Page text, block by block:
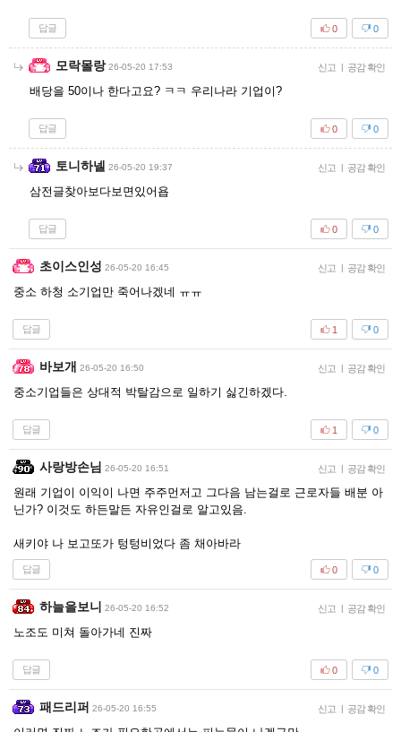
답글 0
0
모락몰랑 26-05-20 17:53 신고 | 공감 확인
배당을 50이나 한다고요? ㅋㅋ 우리나라 기업이?
답글 0
0
토니하넬 26-05-20 19:37 신고 | 공감 확인
삼전글찾아보다보면있어욥
답글 0
0
초이스인성 26-05-20 16:45 신고 | 공감 확인
중소 하청 소기업만 죽어나겠네 ㅠㅠ
답글 0
1
바보개 26-05-20 16:50 신고 | 공감 확인
중소기업들은 상대적 박탈감으로 일하기 싫긴하겠다.
답글 0
1
사랑방손님 26-05-20 16:51 신고 | 공감 확인
원래 기업이 이익이 나면 주주먼저고 그다음 남는걸로 근로자들 배분 아
닌가? 이것도 하든말든 자유인걸로 알고있음.
새키야 나 보고또가 텅텅비었다 좀 채아바라
답글 0
0
하늘을보니 26-05-20 16:52 신고 | 공감 확인
노조도 미쳐 돌아가네 진짜
답글 0
0
패드리퍼 26-05-20 16:55 신고 | 공감 확인